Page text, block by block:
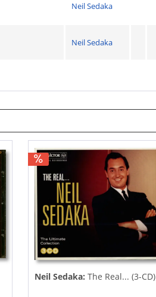
Neil Sedaka
Neil Sedaka
Neil Sedaka: The Real... (3-CD)